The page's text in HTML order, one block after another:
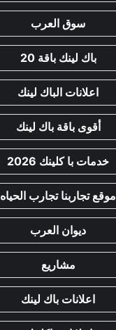
سوق العرب
باك لينك باقة 20
اعلانات الباك لينك
أقوى باقة باك لينك
خدمات با كلينك 2026
موقع تجاربنا تجارب الحياه
ديوان العرب
مشاريع
اعلانات باك لينك